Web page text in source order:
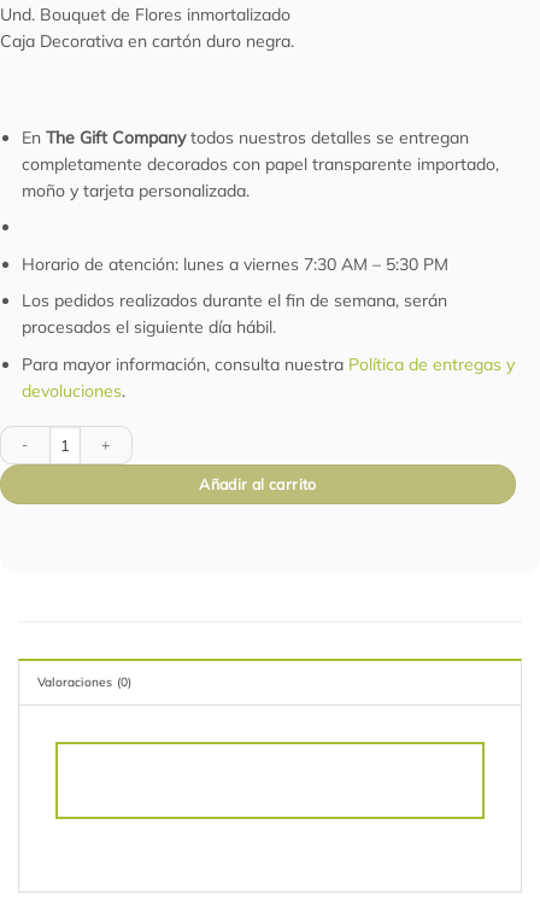
Und. Bouquet de Flores inmortalizado
Caja Decorativa en cartón duro negra.
En The Gift Companytodos nuestros detalles se entregan
completamente decorados con papel transparente importado,
moño y tarjeta personalizada.
Horario de atención: lunes a viernes 7:30 AM – 5:30 PM
Los pedidos realizados durante el fin de semana, serán
procesados el siguiente día hábil.
Para mayor información, consulta nuestra Política de entregas y
devoluciones.
Ancheta Tesoro de Navidad cantidad
Añadir al carrito
Valoraciones (0)